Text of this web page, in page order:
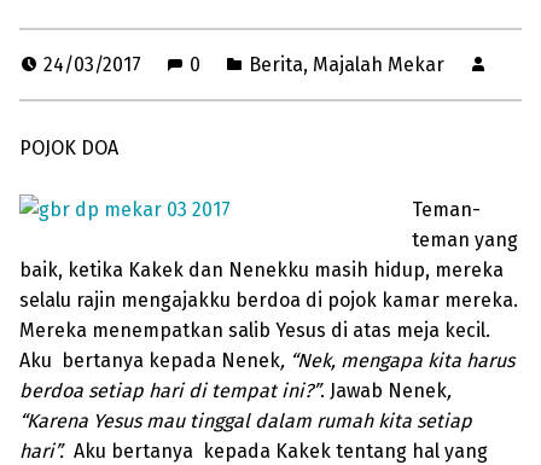
24/03/2017 0 Berita, Majalah Mekar
POJOK DOA
Teman-
teman yang
baik, ketika Kakek dan Nenekku masih hidup, mereka
selalu rajin mengajakku berdoa di pojok kamar mereka.
Mereka menempatkan salib Yesus di atas meja kecil.
Aku bertanya kepada Nenek, “Nek, mengapa kita harus
berdoa setiap hari di tempat ini?”. Jawab Nenek,
“Karena Yesus mau tinggal dalam rumah kita setiap
hari”.Aku bertanya kepada Kakek tentang hal yang